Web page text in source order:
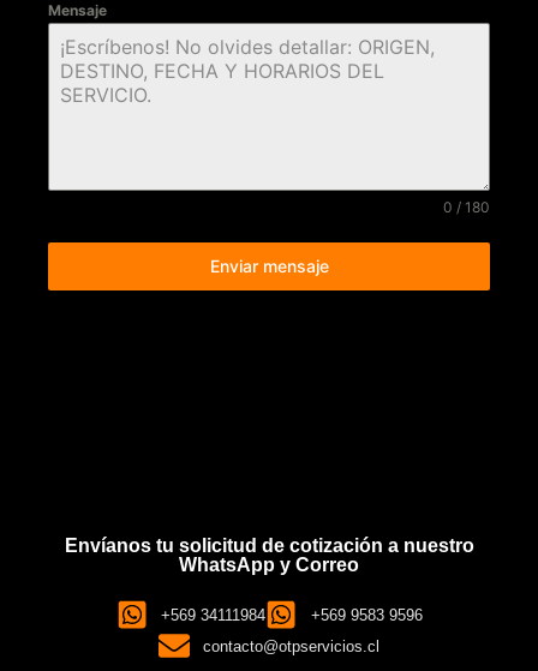
Mensaje
0 / 180
Enviar mensaje
Envíanos tu solicitud de cotización a nuestro
WhatsApp y Correo
+569 34111984
+569 9583 9596
contacto@otpservicios.cl